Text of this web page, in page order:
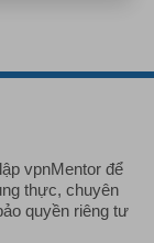
vpnMentor để
thực, chuyên
quyền riêng tư